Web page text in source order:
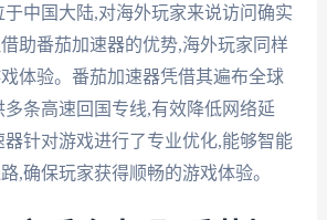
中国大陆,对海外玩家来说访问确实
助番茄加速器的优势,海外玩家同样
体验。番茄加速器凭借其遍布全球
条高速回国专线,有效降低网络延
针对游戏进行了专业优化,能够智能
,确保玩家获得顺畅的游戏体验。